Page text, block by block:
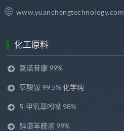
www.yuanchengtechnology.com
化工原料
氯诺昔康 99%
草酸铵 99.5% 化学纯
5-甲氧基吲哚 98%
醇溶苯胺黑 99%